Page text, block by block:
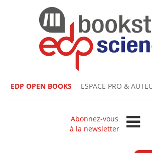
EDP OPEN BOOKS ESPACE PRO &
Abonnez-vous
à la newsletter